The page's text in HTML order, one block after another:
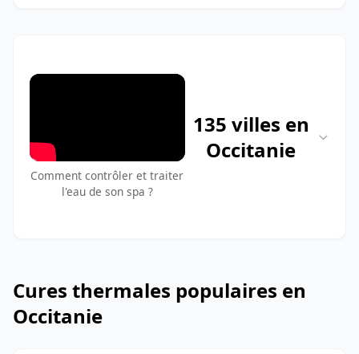
Comment contrôler et traiter
l'eau de son spa ?
135 villes en
Occitanie
Cures thermales populaires en
Occitanie